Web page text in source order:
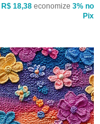
R$ 18,38 economize 3% no
Pix